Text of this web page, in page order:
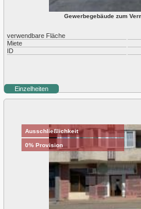
Gewerbegebäude zum
verwendbare Fläche
Miete
ID
Einzelheiten
Ausschließlichkeit
0% Provision